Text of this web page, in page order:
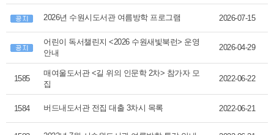
2026년 수원시도서관 여름방학 프로그램 2026-07-15
어린이 독서챌린지 <2026 수원새빛북런> 운영
안내
2026-04-29
1585
매여울도서관 <길 위의 인문학 2차> 참가자 모
집
2022-06-22
1584 버드내도서관 전집 대출 3차시 목록 2022-06-21